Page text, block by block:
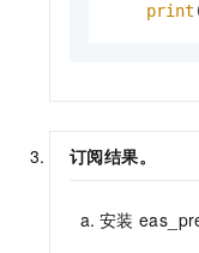
print
订阅结果。
安装